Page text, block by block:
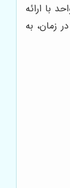
با ارائه
زمان، به